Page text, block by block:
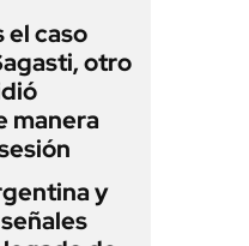
el caso
otro
manera
y